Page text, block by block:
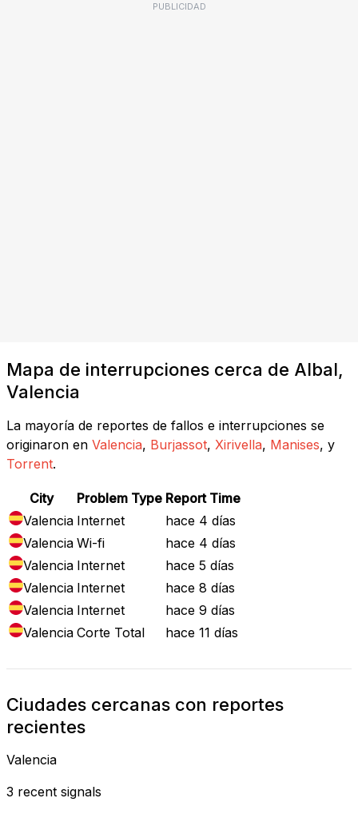
PUBLICIDAD
Mapa de interrupciones cerca de Albal,
Valencia
La mayoría de reportes de fallos e interrupciones se
originaron en Valencia, Burjassot, Xirivella, Manises, y
Torrent.
City Problem Type Report Time
Valencia Internet
hace 4 días
Valencia Wi-fi
hace 4 días
Valencia Internet
hace 5 días
Valencia Internet
hace 8 días
Valencia Internet
hace 9 días
Valencia Corte Total hace 11 días
Ciudades cercanas con reportes
recientes
Valencia
3 recent signals